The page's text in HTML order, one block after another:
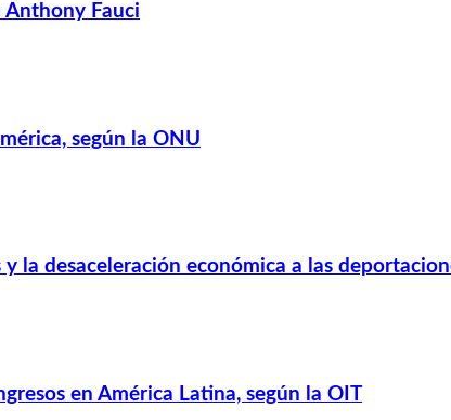
Anthony Fauci
según la ONU
la desaceleración económica a las
en América Latina, según la OIT